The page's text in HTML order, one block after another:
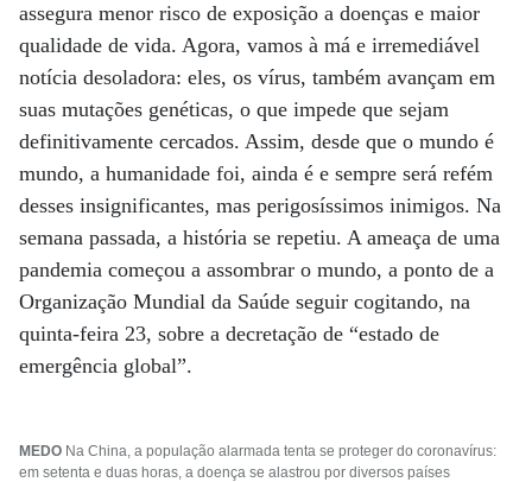
assegura menor risco de exposição a doenças e maior
qualidade de vida. Agora, vamos à má e irremediável
notícia desoladora: eles, os vírus, também avançam em
suas mutações genéticas, o que impede que sejam
definitivamente cercados. Assim, desde que o mundo é
mundo, a humanidade foi, ainda é e sempre será refém
desses insignificantes, mas perigosíssimos inimigos. Na
semana passada, a história se repetiu. A ameaça de uma
pandemia começou a assombrar o mundo, a ponto de a
Organização Mundial da Saúde seguir cogitando, na
quinta-feira 23, sobre a decretação de “estado de
emergência global”.
MEDO Na China, a população alarmada tenta se proteger do coronavírus:
em setenta e duas horas, a doença se alastrou por diversos países